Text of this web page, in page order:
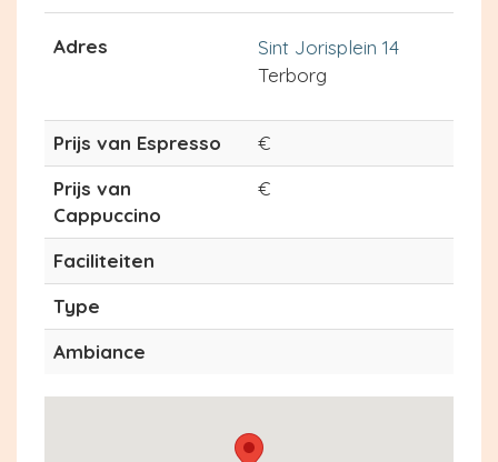
Adres
Sint Jorisplein 14
Terborg
Prijs van Espresso
€
Prijs van
Cappuccino
€
Faciliteiten
Type
Ambiance